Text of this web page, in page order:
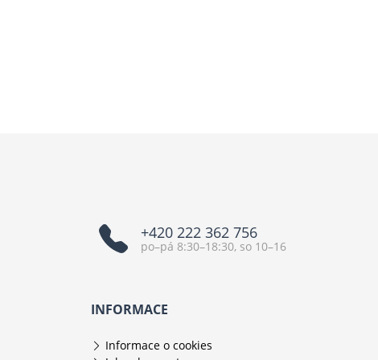
+420 222 362 756
po–pá 8:30–18:30, so 10–16
INFORMACE
Informace o cookies